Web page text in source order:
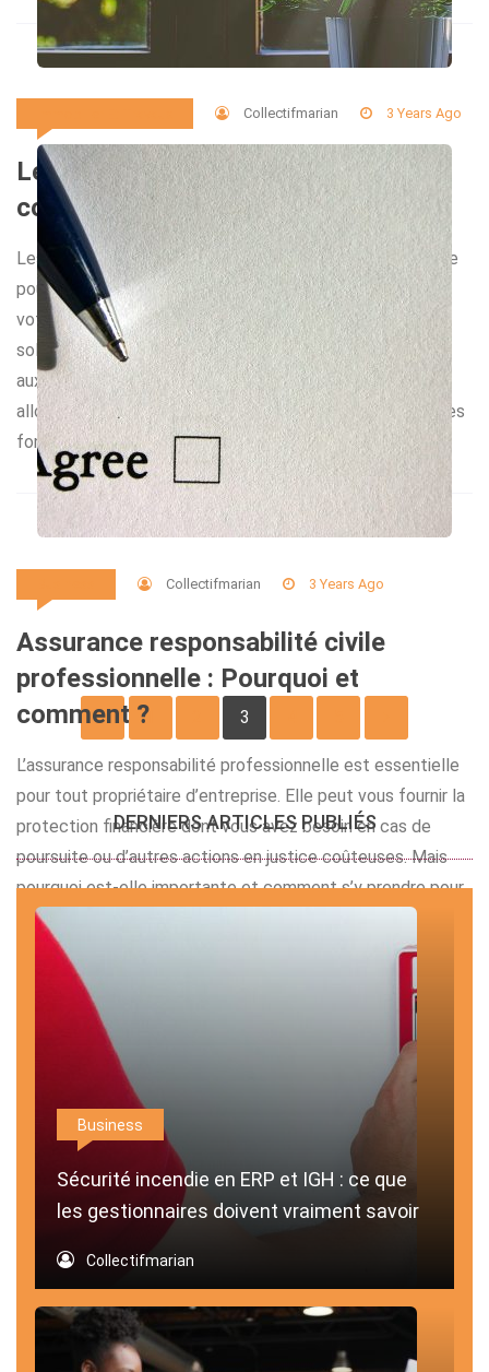
Collectifmarian 3 Years Ago
Les volets roulants solaires :
comment ça marche ?
Les volets roulants sont une solution pratique et efficace
pour contrôler la lumière et la chaleur qui entrent dans
votre maison. Mais saviez-vous que les volets roulants
solaires sont une alternative écologique et économique
aux volets roulants traditionnels ? Dans cet article, nous
allons vous expliquer comment les volets roulants solaires
fonctionnent et comment ils […]
Collectifmarian 3 Years Ago
Assurance responsabilité civile
professionnelle : Pourquoi et
comment ?
L’assurance responsabilité professionnelle est essentielle
pour tout propriétaire d’entreprise. Elle peut vous fournir la
protection financière dont vous avez besoin en cas de
poursuite ou d’autres actions en justice coûteuses. Mais
pourquoi est-elle importante et comment s’y prendre pour
l’obtenir ? L’assurance RC Pro : ce que vous devez savoir
Qu’est-ce que l’assurance responsabilité civile […]
Posts
pagination
1 3
DERNIERS ARTICLES PUBLIÉS
Business
Sécurité incendie en ERP et IGH : ce que
les gestionnaires doivent vraiment savoir
Collectifmarian